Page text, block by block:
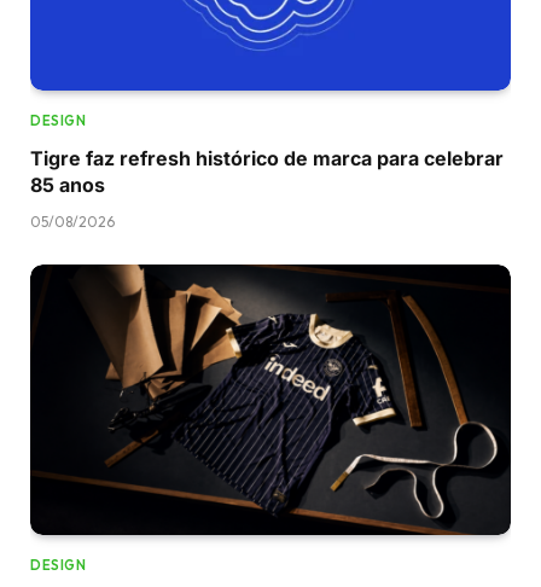
DESIGN
Tigre faz refresh histórico de marca para celebrar
85 anos
05/08/2026
DESIGN